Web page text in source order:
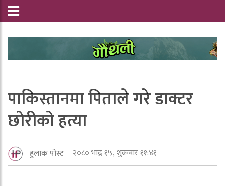
पाकिस्तानमा पिताले गरे डाक्टर
छोरीको हत्या
हुलाक पोस्ट २०८० भाद्र १५, शुक्रबार ११:४१